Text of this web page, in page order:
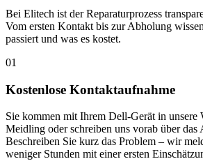
Bei Elitech ist der Reparaturprozess
Vom ersten Kontakt bis zur Abholung
passiert und was es kostet.
01
Kostenlose Kontaktaufnahme
Sie kommen mit Ihrem Dell-Gerät in unsere
Meidling oder schreiben uns vorab über das
Beschreiben Sie kurz das Problem – wir
weniger Stunden mit einer ersten